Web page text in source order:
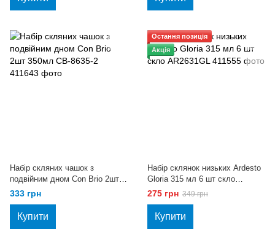
Набір скляних чашок з
подвійним дном Con Brio 2шт
350мл CB-8635-2
333 грн
Купити
Остання позиція
Акція
Набір склянок низьких Ardesto
Gloria 315 мл 6 шт скло
AR2631GL
275 грн 349 грн
Купити